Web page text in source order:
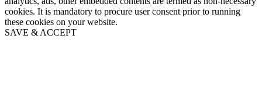
cookies. It is mandatory to procure user consent prior to running
these cookies on your website.
SAVE & ACCEPT